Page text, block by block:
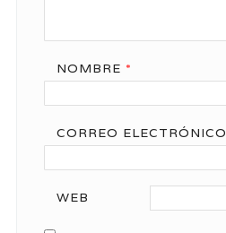
NOMBRE *
CORREO ELECTRÓNICO
WEB